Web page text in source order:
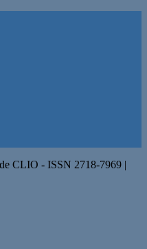
CLIO - ISSN 2718-7969 |